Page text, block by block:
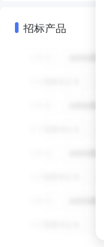
招标产品